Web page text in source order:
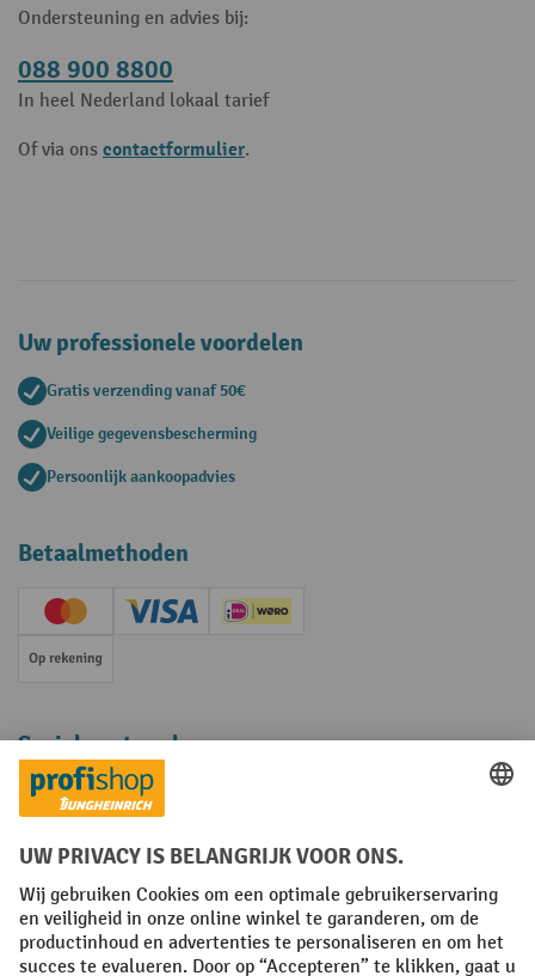
Ondersteuning en advies bij:
088 900 8800
In heel Nederland lokaal tarief
Of via ons contactformulier.
Uw professionele voordelen
Gratis verzending vanaf 50€
Veilige gegevensbescherming
Persoonlijk aankoopadvies
Betaalmethoden
Creditcard (Master)Creditcard (Visa)iDEAL | Wero
Op rekening
Sociale netwerken
Facebook
YouTube
LinkedInInstagram
Algemene leveringsvoorwaarden Copyright
Privacyverklaring Privacy Instellingen